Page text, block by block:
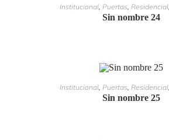
LEER MÁS
Institucional Puertas Residencial
Sin nombre 24
LEER MÁS
Institucional Puertas Residencial
Sin nombre 25